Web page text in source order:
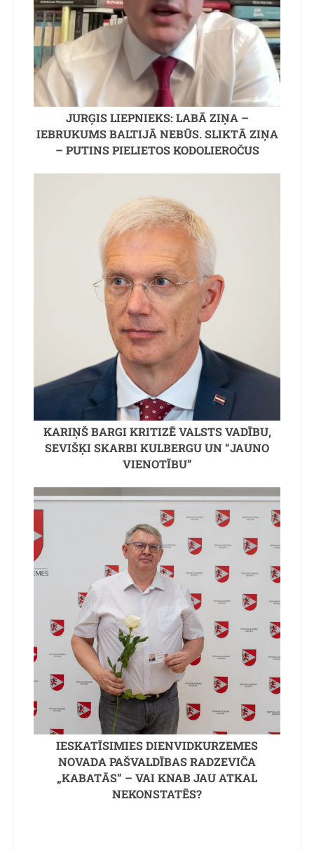
JURĢIS LIEPNIEKS: LABĀ ZIŅA –
IEBRUKUMS BALTIJĀ NEBŪS. SLIKTĀ ZIŅA
– PUTINS PIELIETOS KODOLIEROČUS
KARIŅŠ BARGI KRITIZĒ VALSTS VADĪBU,
SEVIŠĶI SKARBI KULBERGU UN “JAUNO
VIENOTĪBU”
IESKATĪSIMIES DIENVIDKURZEMES
NOVADA PAŠVALDĪBAS RADZEVIČA
„KABATĀS” – VAI KNAB JAU ATKAL
NEKONSTATĒS?